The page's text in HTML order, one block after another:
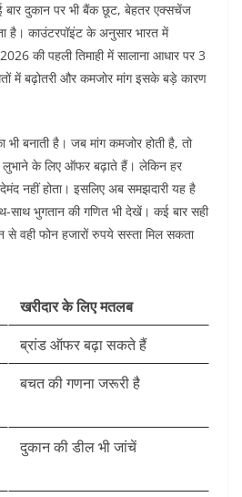
दुकान पर भी बैंक छूट, बेहतर एक्सचेंज
है। काउंटरपॉइंट के अनुसार भारत में
की पहली तिमाही में सालाना आधार पर 3
में बढ़ोतरी और कमजोर मांग इसके बड़े कारण
भी बनाती है। जब मांग कमजोर होती है, तो
लुभाने के लिए ऑफर बढ़ाते हैं। लेकिन हर
नहीं होता। इसलिए अब समझदारी यह है
साथ भुगतान की गणित भी देखें। कई बार सही
वही फोन हजारों रुपये सस्ता मिल सकता
खरीदार के लिए मतलब
ब्रांड ऑफर बढ़ा सकते हैं
बचत की गणना जरूरी है
दुकान की डील भी जांचें